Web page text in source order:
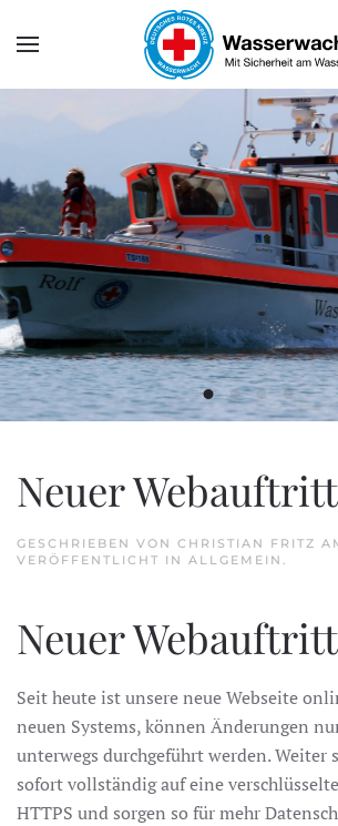
Skip to main content
Neuer
GESCHRIEBEN VON CHRISTIAN FRITZ
VERÖFFENTLICHT IN ALLGEMEIN .
Neuer
Seit heute ist unsere neue Webseite
neuen Systems, können Änderungen
unterwegs durchgeführt werden. Weiter
sofort vollständig auf eine
HTTPS und sorgen so für mehr